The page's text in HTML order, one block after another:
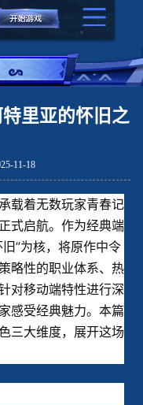
里亚的怀旧之
11-18
载着无数玩家青春记
式启航。作为经典端
”为核，将原作中令
略性的职业体系、热
对移动端特性进行深
感受经典魅力。本篇
三大维度，展开这场